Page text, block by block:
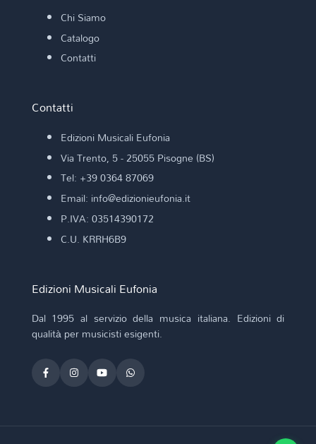
Chi Siamo
Catalogo
Contatti
Contatti
Edizioni Musicali Eufonia
Via Trento, 5 - 25055 Pisogne (BS)
Tel: +39 0364 87069
Email: info@edizionieufonia.it
P.IVA: 03514390172
C.U. KRRH6B9
Edizioni Musicali Eufonia
Dal 1995 al servizio della musica italiana. Edizioni di
qualità per musicisti esigenti.